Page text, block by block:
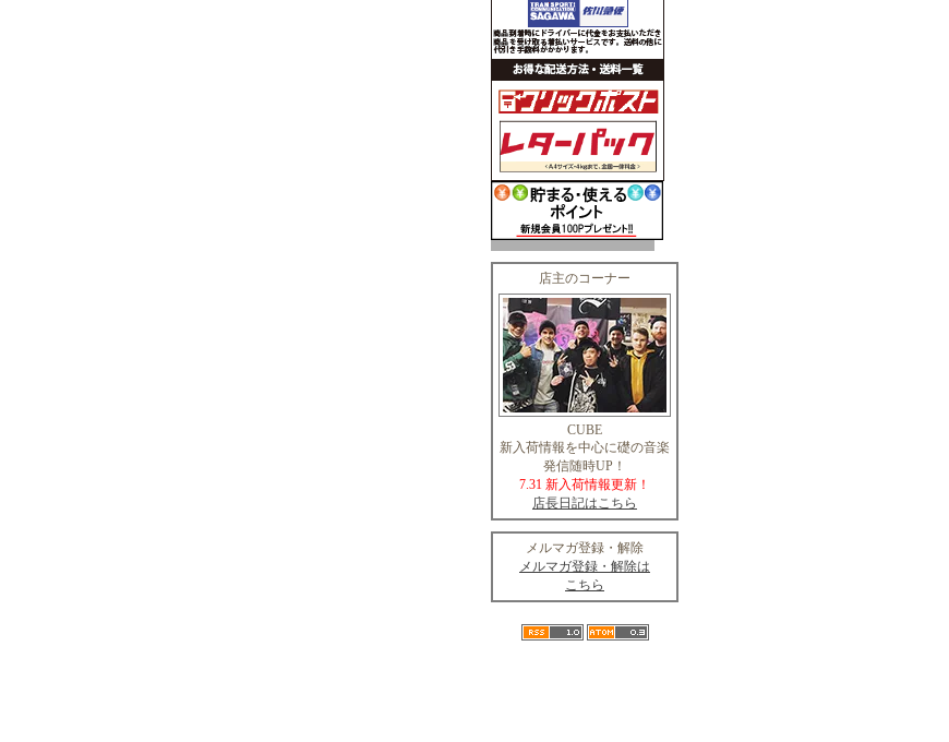
店主のコーナー
CUBE
新入荷情報を中心に礎の音楽
発信随時UP！
7.31 新入荷情報更新！
店長日記はこちら
メルマガ登録・解除
メルマガ登録・解除は
こちら